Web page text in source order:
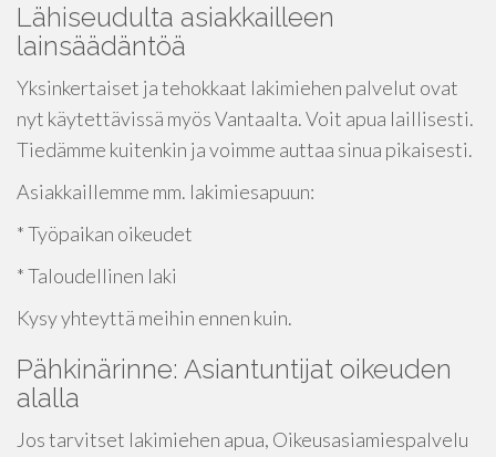
Lähiseudulta asiakkailleen
lainsäädäntöä
Yksinkertaiset ja tehokkaat lakimiehen palvelut ovat
nyt käytettävissä myös Vantaalta. Voit apua laillisesti.
Tiedämme kuitenkin ja voimme auttaa sinua pikaisesti.
Asiakkaillemme mm. lakimiesapuun:
* Työpaikan oikeudet
* Taloudellinen laki
Kysy yhteyttä meihin ennen kuin.
Pähkinärinne: Asiantuntijat oikeuden
alalla
Jos tarvitset lakimiehen apua, Oikeusasiamiespalvelu